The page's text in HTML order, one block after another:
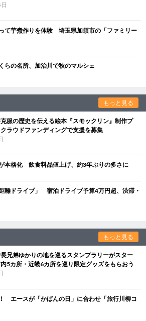
て芋煮作りを体験 埼玉県加須市の「ファミリー
らの名所、加治川で秋のマルシェ
もっと見る
服の歴史を伝える絵本『スモックリン』制作プ
ラウドファンディングで支援を募集
本格化 飲食料品値上げ、約3年ぶりの多さに
離ドライブ」 宿泊ドライブ予算4万円超、渋滞・
もっと見る
兄弟ゆかりの地を巡るスタンプラリーがスター
5カ所・近畿6カ所を巡り限定グッズをもらおう
エースが「かばんの日」に合わせ「旅行川柳コ